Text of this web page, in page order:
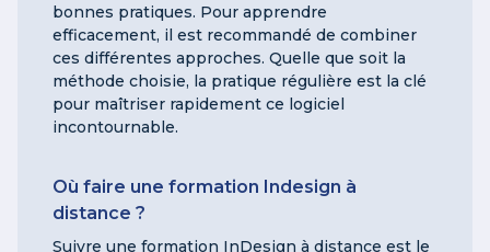
bonnes pratiques. Pour apprendre
efficacement, il est recommandé de combiner
ces différentes approches. Quelle que soit la
méthode choisie, la pratique régulière est la clé
pour maîtriser rapidement ce logiciel
incontournable.
Où faire une formation Indesign à
distance ?
Suivre une formation InDesign à distance est le